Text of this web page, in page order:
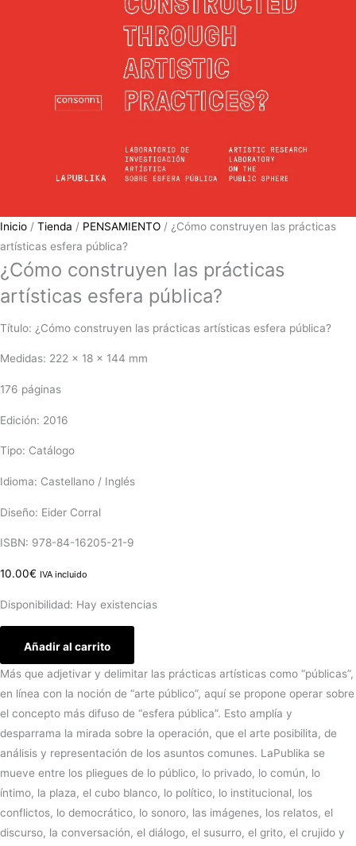
Inicio / Tienda / PENSAMIENTO / ¿Cómo construyen las prácticas
artísticas esfera pública?
¿Cómo construyen las prácticas
artísticas esfera pública?
Título: ¿Cómo construyen las prácticas artísticas esfera pública?
Medidas: 222 x 18 x 144 mm
176 páginas
Edición: 2016
Tipo: Catálogo
Idioma: Castellano / Inglés
Diseño: Eider Corral
ISBN: 978-84-16205-21-9
10.00€ IVA incluido
Disponibilidad: Hay existencias
Añadir al carrito
Más que adjetivar y delimitar las prácticas artísticas como “públicas”,
en línea con la noción de “arte público”, aquí se propone operar sobre
el concepto más difuso de “esfera pública”. Esto amplía y
desparrama la mirada sobre la operación, que el arte posibilita, de
análisis y representación de los asuntos comunes. LaPublika se
mueve entre los pliegues de lo público, lo privado, lo común, lo
íntimo, la plaza, el cubo blanco, lo político, lo institucional, los
conflictos, lo democrático, lo sonoro, las imágenes, los relatos, el
discurso, la conversación, el diálogo, el susurro, el grito, el crujido y